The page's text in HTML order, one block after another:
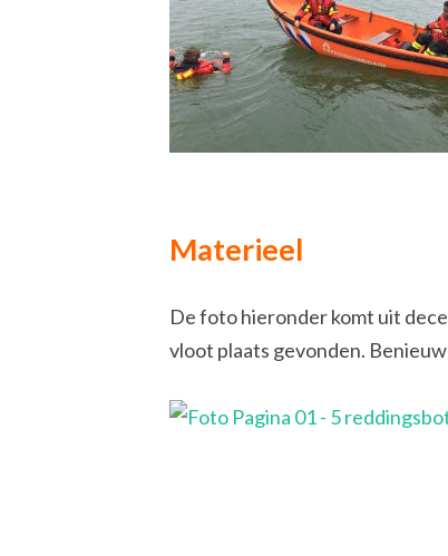
Materieel
De foto hieronder komt uit
vloot plaats gevonden.